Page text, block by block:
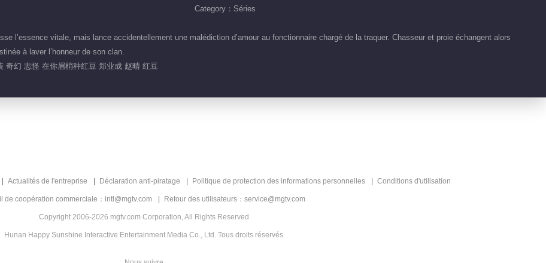
00:51
Clips EP 1 No.91
Category：Séries
l’essence vitale, mais lance accidentellement une malédiction d’amour au fonctionnaire chargé de la traquer. Chasseur et proie échangent alors
à laver l’honneur de son clan.
奇幻 志怪 在你眉梢种红豆 郑业成 赵晴 红豆
Actualités de l'entreprise Déclaration anti-piratage Politique de protection des informations personnelles Conditions d'utilisation
de coopération commerciale：intl@mgtv.com Retour des utilisateurs：service@mgtv.com
Copyright 2006-2026 mgtv.com Corporation, All Rights Reserved
Hunan Happy Sunshine Interactive Entertainment Media Co., Ltd. Tous droits réservés